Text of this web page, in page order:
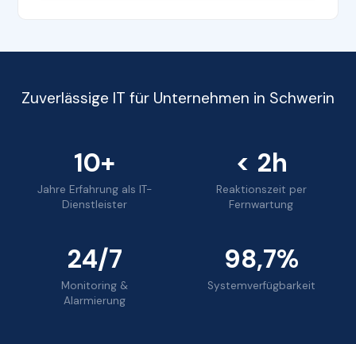
Zuverlässige IT für Unternehmen in Schwerin
10+
Jahre Erfahrung als IT-
Dienstleister
< 2h
Reaktionszeit per
Fernwartung
24/7
Monitoring &
Alarmierung
98,7%
Systemverfügbarkeit